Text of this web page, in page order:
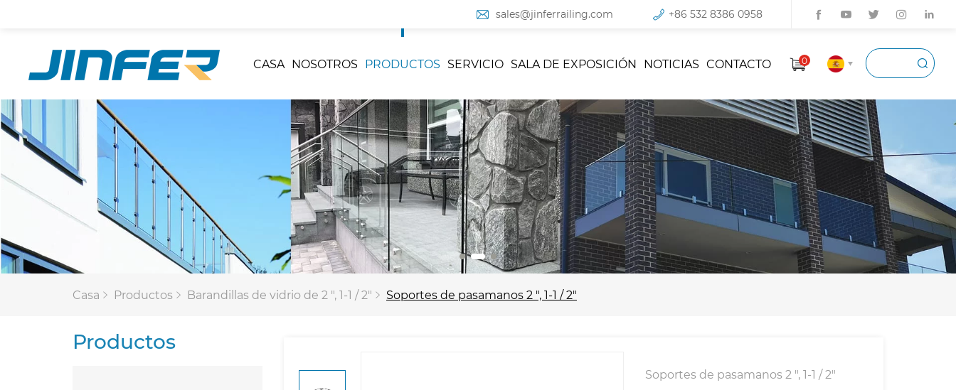
sales@jinferrailing.com +86 532 8386 0958
0
CASA NOSOTROS PRODUCTOS SERVICIO SALA DE EXPOSICIÓN NOTICIAS CONTACTO
Casa Productos Barandillas de vidrio de 2 ", 1-1 / 2" Soportes de pasamanos 2 ", 1-1 / 2"
Productos
Soportes de pasamanos 2 ", 1-1 / 2"